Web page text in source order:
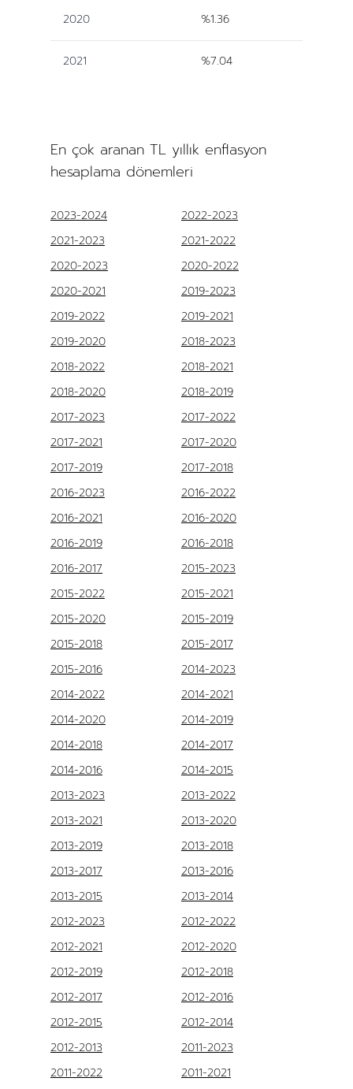
2020 %1.36
2021 %7.04
En çok aranan TL yıllık enflasyon
hesaplama dönemleri
2023-2024
2022-2023
2021-2023
2021-2022
2020-2023
2020-2022
2020-2021
2019-2023
2019-2022
2019-2021
2019-2020
2018-2023
2018-2022
2018-2021
2018-2020
2018-2019
2017-2023
2017-2022
2017-2021
2017-2020
2017-2019
2017-2018
2016-2023
2016-2022
2016-2021
2016-2020
2016-2019
2016-2018
2016-2017
2015-2023
2015-2022
2015-2021
2015-2020
2015-2019
2015-2018
2015-2017
2015-2016
2014-2023
2014-2022
2014-2021
2014-2020
2014-2019
2014-2018
2014-2017
2014-2016
2014-2015
2013-2023
2013-2022
2013-2021
2013-2020
2013-2019
2013-2018
2013-2017
2013-2016
2013-2015
2013-2014
2012-2023
2012-2022
2012-2021
2012-2020
2012-2019
2012-2018
2012-2017
2012-2016
2012-2015
2012-2014
2012-2013
2011-2023
2011-2022
2011-2021